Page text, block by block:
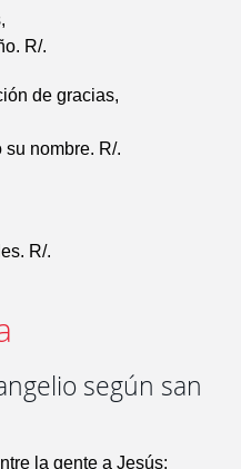
R/.
de gracias,
nombre. R/.
R/.
según san
la gente a Jesús: